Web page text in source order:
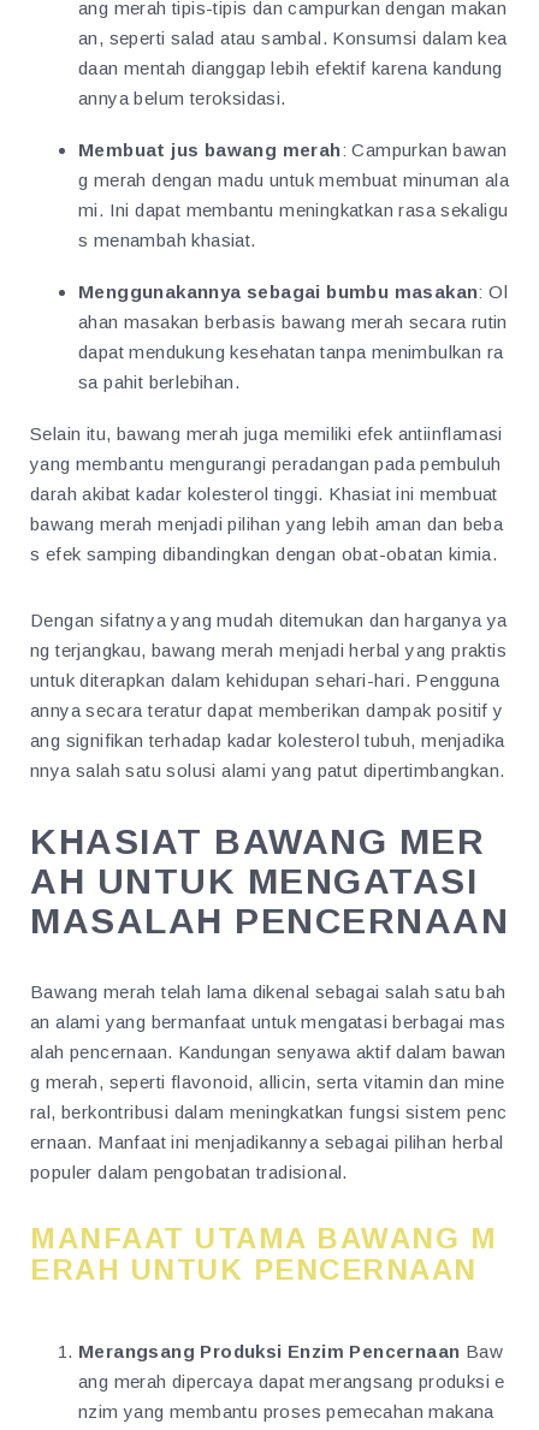
ang merah tipis-tipis dan campurkan dengan makan
an, seperti salad atau sambal. Konsumsi dalam kea
daan mentah dianggap lebih efektif karena kandung
annya belum teroksidasi.
Membuat jus bawang merah: Campurkan bawan
g merah dengan madu untuk membuat minuman ala
mi. Ini dapat membantu meningkatkan rasa sekaligu
s menambah khasiat.
Menggunakannya sebagai bumbu masakan: Ol
ahan masakan berbasis bawang merah secara rutin
dapat mendukung kesehatan tanpa menimbulkan ra
sa pahit berlebihan.
Selain itu, bawang merah juga memiliki efek antiinflamasi
yang membantu mengurangi peradangan pada pembuluh
darah akibat kadar kolesterol tinggi. Khasiat ini membuat
bawang merah menjadi pilihan yang lebih aman dan beba
s efek samping dibandingkan dengan obat-obatan kimia.
Dengan sifatnya yang mudah ditemukan dan harganya ya
ng terjangkau, bawang merah menjadi herbal yang praktis
untuk diterapkan dalam kehidupan sehari-hari. Pengguna
annya secara teratur dapat memberikan dampak positif y
ang signifikan terhadap kadar kolesterol tubuh, menjadika
nnya salah satu solusi alami yang patut dipertimbangkan.
KHASIAT BAWANG MER
AH UNTUK MENGATASI
MASALAH PENCERNAAN
Bawang merah telah lama dikenal sebagai salah satu bah
an alami yang bermanfaat untuk mengatasi berbagai mas
alah pencernaan. Kandungan senyawa aktif dalam bawan
g merah, seperti flavonoid, allicin, serta vitamin dan mine
ral, berkontribusi dalam meningkatkan fungsi sistem penc
ernaan. Manfaat ini menjadikannya sebagai pilihan herbal
populer dalam pengobatan tradisional.
MANFAAT UTAMA BAWANG M
ERAH UNTUK PENCERNAAN
Merangsang Produksi Enzim Pencernaan Baw
ang merah dipercaya dapat merangsang produksi e
nzim yang membantu proses pemecahan makana